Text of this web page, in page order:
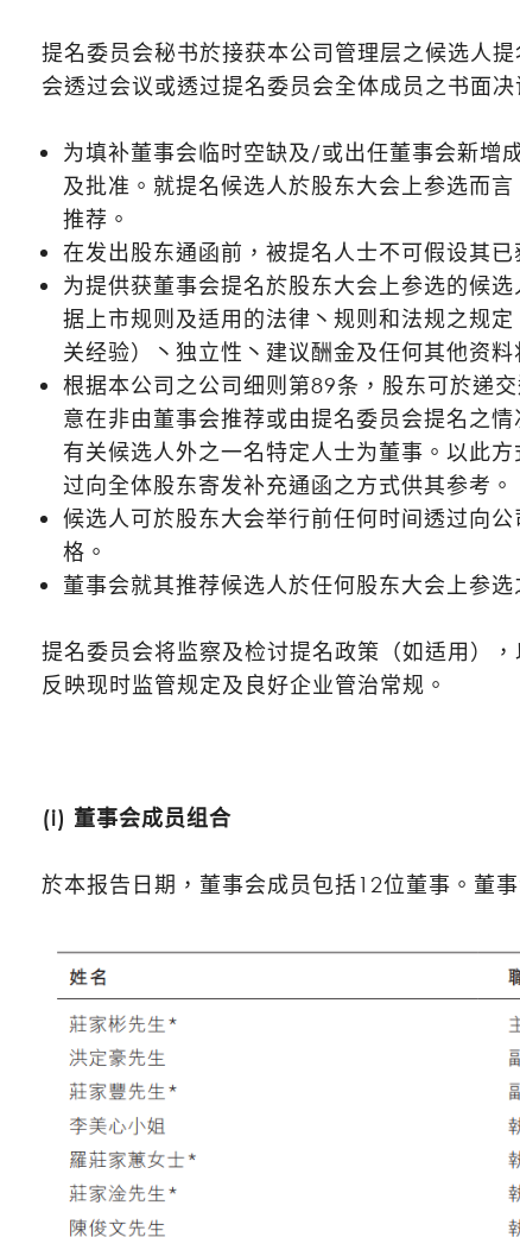
提名委员会秘书於接获本公司管理层之候选人
会透过会议或透过提名委员会全体成员之书面决
为填补董事会临时空缺及/或出任董事会新增
及批准。就提名候选人於股东大会上参选而
推荐。
在发出股东通函前，被提名人士不可假设其
为提供获董事会提名於股东大会上参选的候
据上市规则及适用的法律丶规则和法规之规
关经验）丶独立性丶建议酬金及任何其他资
根据本公司之公司细则第89条，股东可於递
意在非由董事会推荐或由提名委员会提名之
有关候选人外之一名特定人士为董事。以此
过向全体股东寄发补充通函之方式供其参考。
候选人可於股东大会举行前任何时间透过向
格。
董事会就其推荐候选人於任何股东大会上参
提名委员会将监察及检讨提名政策（如适用）
反映现时监管规定及良好企业管治常规。
(i) 董事会成员组合
於本报告日期，董事会成员包括12位董事。董事